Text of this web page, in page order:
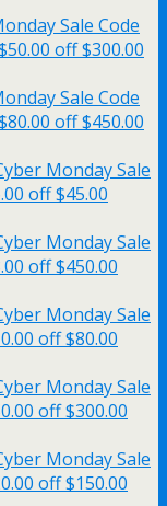
Sale Code
off $300.00
Sale Code
off $450.00
Monday Sale
off $45.00
Monday Sale
off $450.00
Monday Sale
off $80.00
Monday Sale
off $300.00
Monday Sale
off $150.00